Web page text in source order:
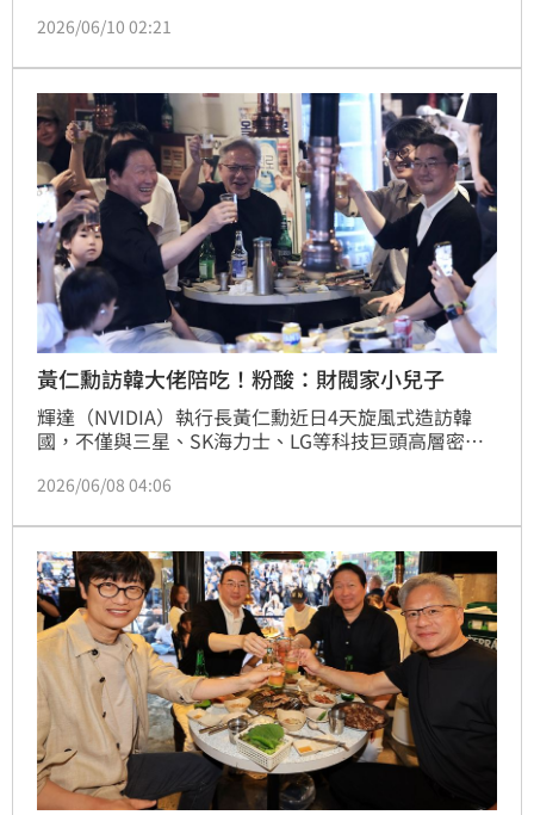
戶即日起至6月21日止，月付818元(原價1,304元、約
Disney+、HBO Max、Prime Video、MyVideo。
2026/06/10 02:21
黃仁勳訪韓大佬陪吃！粉酸：財閥家小兒子
輝達（NVIDIA）執行長黃仁勳近日4天旋風式造訪韓
國，不僅與三星、SK海力士、LG等科技巨頭高層密集
意外在韓國掀起堪比頂流明星的追星熱潮。有網友笑稱
勳面前特別接地氣，負責烤肉的LG會長更被戲稱「根
本是努力烤肉的財閥家小兒子吧。」
2026/06/08 04:06